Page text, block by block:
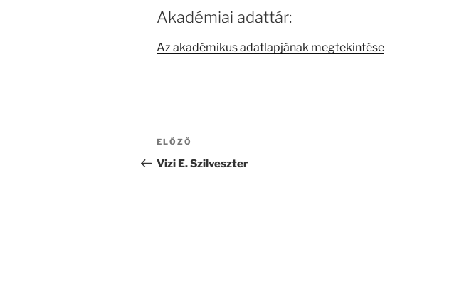
Akadémiai adattár:
Az akadémikus adatlapjának megtekintése
Bejegyzés
navigáció
Korábbi
bejegyzés
ELŐZŐ
Vizi E. Szilveszter